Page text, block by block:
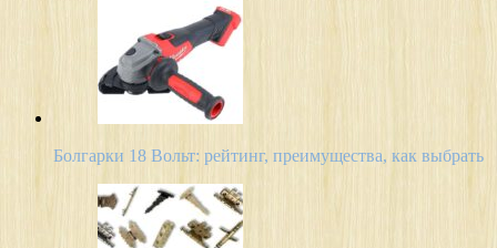
Болгарки 18 Вольт: рейтинг, преимущества, как выбрать